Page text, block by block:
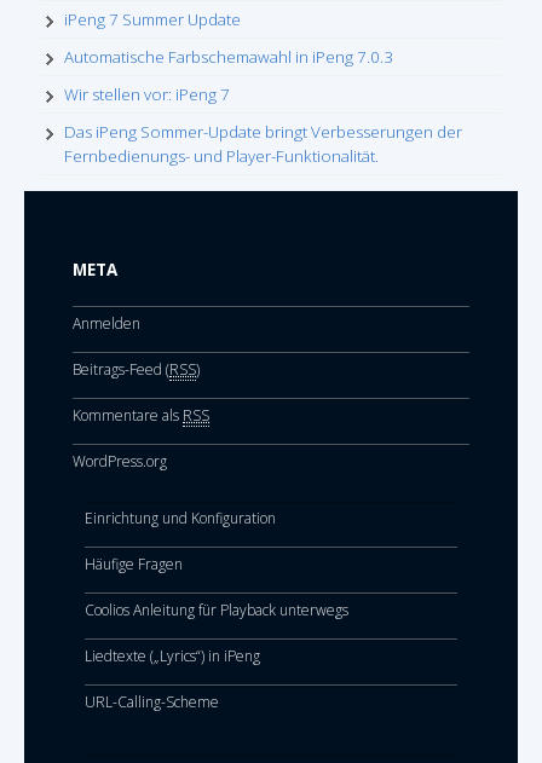
iPeng 7 Summer Update
Automatische Farbschemawahl in iPeng 7.0.3
Wir stellen vor: iPeng 7
Das iPeng Sommer-Update bringt Verbesserungen der
Fernbedienungs- und Player-Funktionalität.
META
Anmelden
Beitrags-Feed (RSS)
Kommentare als RSS
WordPress.org
Einrichtung und Konfiguration
Häufige Fragen
Coolios Anleitung für Playback unterwegs
Liedtexte („Lyrics“) in iPeng
URL-Calling-Scheme